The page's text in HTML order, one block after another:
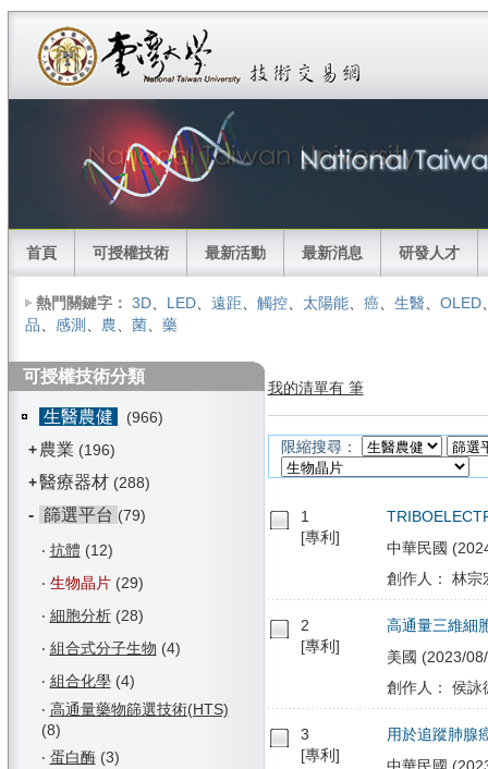
首頁 可授權技術 最新活動 最新消息 研發人才
熱門關鍵字： 3D、 LED、 遠距、 觸控、 太陽能、 癌、 生醫、 OLED
品、 感測 、 農、 菌、 藥
可授權技術分類
生醫農健
(966)
+ 農業 (196)
+醫療器材 (288)
- 篩選平台 (79)
‧ 抗體 (12)
‧ 生物晶片(29)
‧ 細胞分析(28)
‧ 組合式分子生物 (4)
‧ 組合化學(4)
‧ 高通量藥物篩選技術(HTS)
(8)
‧ 蛋白酶(3)
我的清單有 筆
限縮搜尋：
1
[專利]
中華民國
創作人： 林宗
2
[專利]
高通量三維細
美國 (2023/
創作人： 侯詠
3
[專利]
用於追蹤肺腺
中華民國